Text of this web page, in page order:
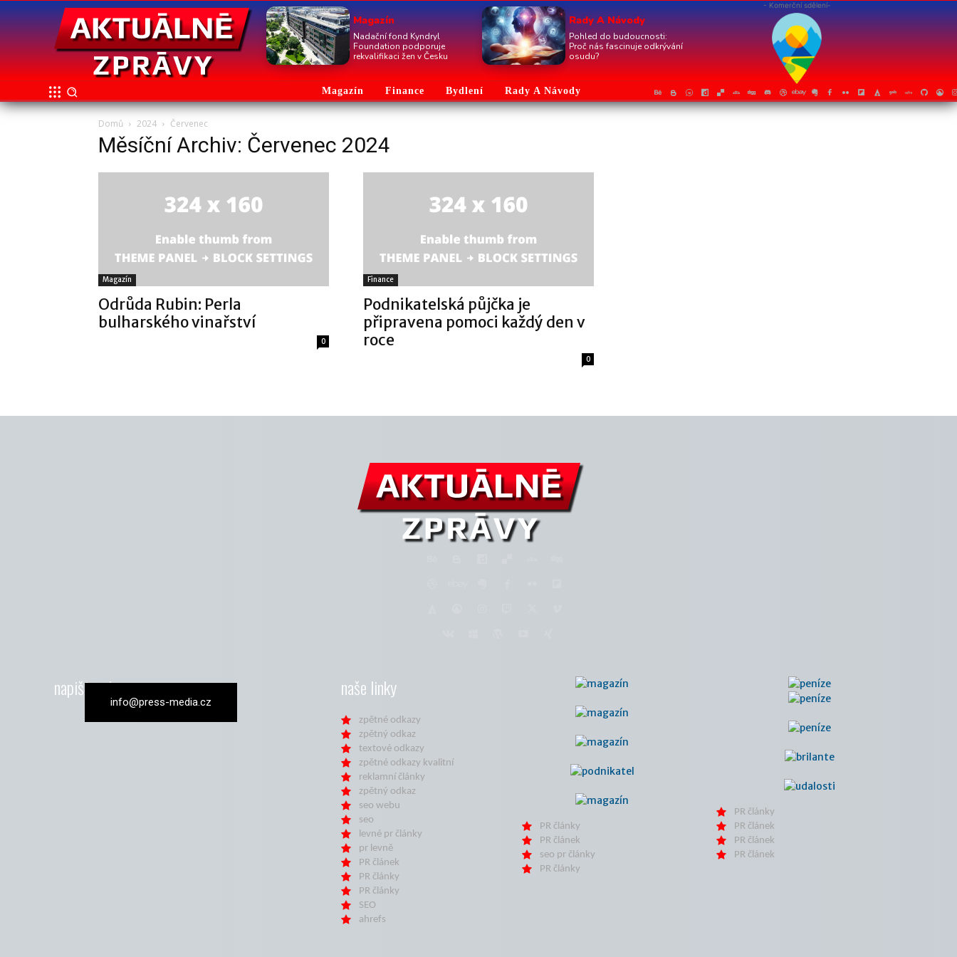
Magazín
Nadační fond Kyndryl
Foundation podporuje
rekvalifikaci žen v Česku
Rady A Návody
Pohled do budoucnosti:
Proč nás fascinuje odkrývání
osudu?
- Komerční sdělení-
Magazín Finance Bydlení Rady A Návody
Domů 2024 Červenec
Měsíční Archiv: Červenec 2024
Magazín
Odrůda Rubin: Perla
bulharského vinařství
0
Finance
Podnikatelská půjčka je
připravena pomoci každý den v
roce
0
napište nám
info@press-media.cz
naše linky
zpětné odkazy
zpětný odkaz
textové odkazy
zpětné odkazy kvalitní
reklamní články
zpětný odkaz
seo webu
seo
levné pr články
pr levně
PR článek
PR články
PR články
SEO
ahrefs
PR články
PR článek
seo pr články
PR články
PR články
PR článek
PR článek
PR článek